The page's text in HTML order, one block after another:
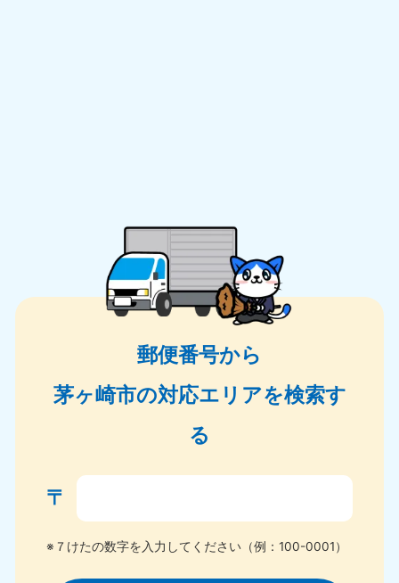
郵便番号から
茅ヶ崎市の対応エリアを検索す
る
〒
※７けたの数字を入力してください（例：100-0001）